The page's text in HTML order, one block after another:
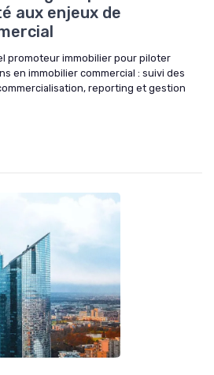
aux enjeux de
promoteur immobilier pour piloter
en immobilier commercial : suivi des
reporting et gestion